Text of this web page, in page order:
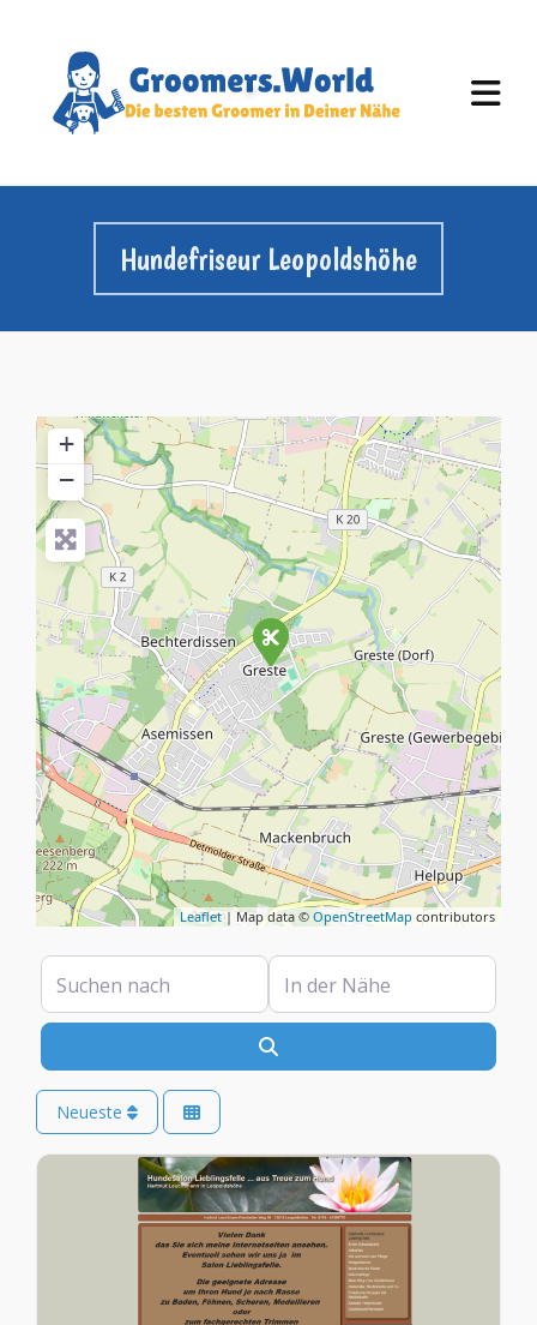
Hundefriseur Leopoldshöhe
+
−
Leaflet| Map data © OpenStreetMap contributors
Suchen nach In der Nähe
Neueste